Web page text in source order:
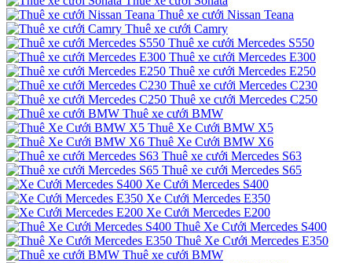
Thuê xe cưới Nissan Teana
Thuê xe cưới Camry
Thuê xe cưới Mercedes S550
Thuê xe cưới Mercedes E300
Thuê xe cưới Mercedes E250
Thuê xe cưới Mercedes C230
Thuê xe cưới Mercedes C250
Thuê xe cưới BMW
Thuê Xe Cưới BMW X5
Thuê Xe Cưới BMW X6
Thuê xe cưới Mercedes S63
Thuê xe cưới Mercedes S65
Xe Cưới Mercedes S400
Xe Cưới Mercedes E350
Xe Cưới Mercedes E200
Thuê Xe Cưới Mercedes S400
Thuê Xe Cưới Mercedes E350
Thuê xe cưới BMW